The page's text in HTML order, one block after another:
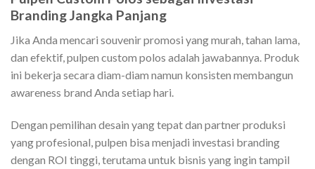
Branding Jangka Panjang
Jika Anda mencari souvenir promosi yang murah, tahan lama,
dan efektif, pulpen custom polos adalah jawabannya. Produk
ini bekerja secara diam-diam namun konsisten membangun
awareness brand Anda setiap hari.
Dengan pemilihan desain yang tepat dan partner produksi
yang profesional, pulpen bisa menjadi investasi branding
dengan ROI tinggi, terutama untuk bisnis yang ingin tampil